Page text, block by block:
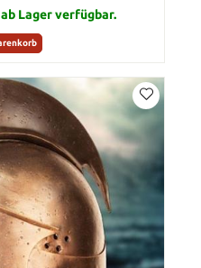
Lager verfügbar.